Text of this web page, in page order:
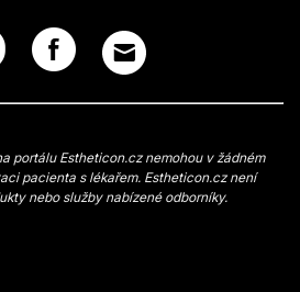
portálu Estheticon.cz nemohou v žádném
pacienta s lékařem. Estheticon.cz není
nebo služby nabízené odborníky.